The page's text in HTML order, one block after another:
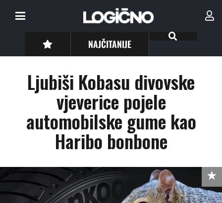
NAJČITANIJE
Ljubiši Kobasu divovske
vjeverice pojele
automobilske gume kao
Haribo bonbone